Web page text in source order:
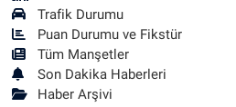
Trafik Durumu
Puan Durumu ve Fikstür
Tüm Manşetler
Son Dakika Haberleri
Haber Arşivi